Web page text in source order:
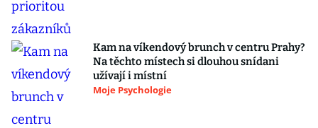
Kam na víkendový brunch v centru Prahy?
Na těchto místech si dlouhou snídani
užívají i místní
Moje Psychologie